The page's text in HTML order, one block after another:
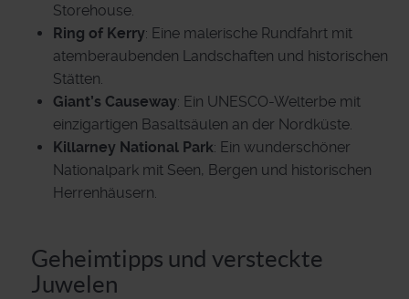
Storehouse.
Ring of Kerry: Eine malerische Rundfahrt mit
atemberaubenden Landschaften und historischen
Stätten.
Giant’s Causeway: Ein UNESCO-Welterbe mit
einzigartigen Basaltsäulen an der Nordküste.
Killarney National Park: Ein wunderschöner
Nationalpark mit Seen, Bergen und historischen
Herrenhäusern.
Geheimtipps und versteckte
Juwelen